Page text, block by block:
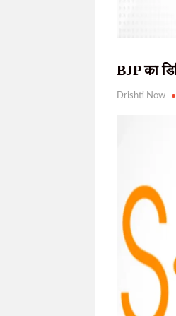
BJP का
Drishti Now